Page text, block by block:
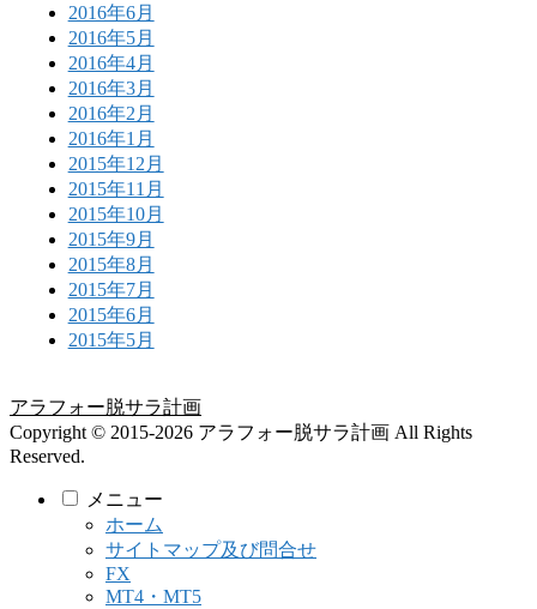
2016年6月
2016年5月
2016年4月
2016年3月
2016年2月
2016年1月
2015年12月
2015年11月
2015年10月
2015年9月
2015年8月
2015年7月
2015年6月
2015年5月
アラフォー脱サラ計画
Copyright © 2015-2026 アラフォー脱サラ計画 All Rights
Reserved.
メニュー
ホーム
サイトマップ及び問合せ
FX
MT4・MT5